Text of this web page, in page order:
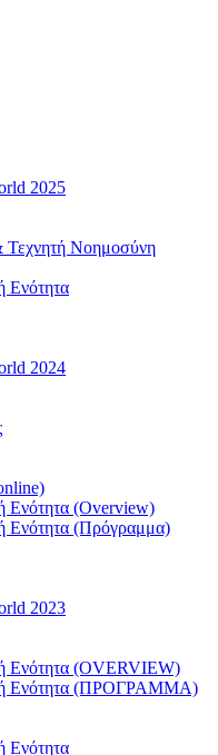
2025
Τεχνητή Νοημοσύνη
Ενότητα
2024
Ενότητα (Overview)
Ενότητα (Πρόγραμμα)
2023
Ενότητα (OVERVIEW)
Ενότητα (ΠΡΟΓΡΑΜΜΑ)
Ενότητα